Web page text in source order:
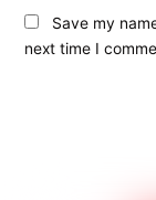
Save my
next time I